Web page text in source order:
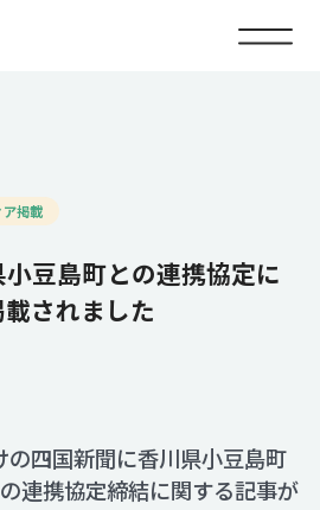
ア掲載
豆島町との連携協定に
されました
の四国新聞に香川県小豆島町
連携協定締結に関する記事が